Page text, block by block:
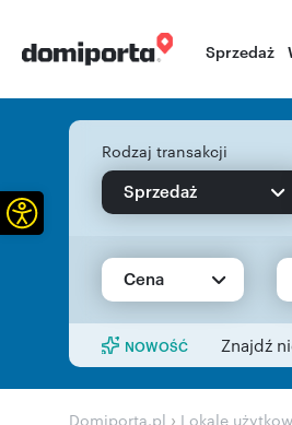
Sprzedaż
Rodzaj transakcji
Sprzedaż
Cena
NOWOŚĆ Znajdź
Domiporta.pl › Lokale
Otwórz pasek narzędzi